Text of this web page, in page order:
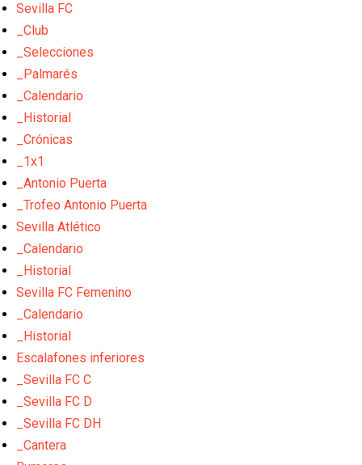
Sevilla FC
_Club
_Selecciones
_Palmarés
_Calendario
_Historial
_Crónicas
_1x1
_Antonio Puerta
_Trofeo Antonio Puerta
Sevilla Atlético
_Calendario
_Historial
Sevilla FC Femenino
_Calendario
_Historial
Escalafones inferiores
_Sevilla FC C
_Sevilla FC D
_Sevilla FC DH
_Cantera